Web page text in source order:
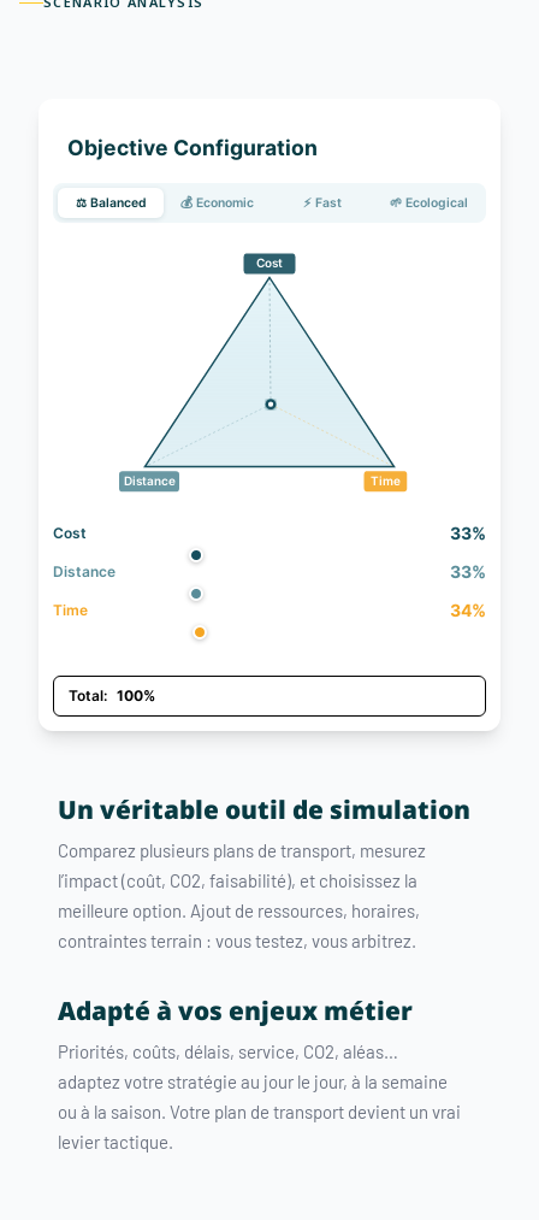
Objective Configuration
⚖️ Balanced 💰 Economic ⚡ Fast 🌱 Ecological
Cost
Distance Time
Cost 33%
Distance 33%
Time 34%
Total: 100%
Un véritable outil de simulation
Comparez plusieurs plans de transport, mesurez
l’impact (coût, CO2, faisabilité), et choisissez la
meilleure option. Ajout de ressources, horaires,
contraintes terrain : vous testez, vous arbitrez.
Adapté à vos enjeux métier
Priorités, coûts, délais, service, CO2, aléas…
adaptez votre stratégie au jour le jour, à la semaine
ou à la saison. Votre plan de transport devient un vrai
levier tactique.